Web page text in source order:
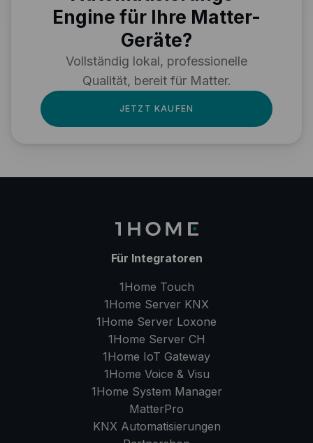
Engine für Ihre Matter-
Geräte?
Vollständig lokal, professionelle
Qualität, bereit für Matter.
JETZT KAUFEN
Für Integratoren
1Home Touch
1Home Server KNX
1Home Server Loxone
1Home Server CH
1Home IoT Gateway
1Home Voice & Visu
1Home System Manager
MatterPro
KNX Automatisierungen